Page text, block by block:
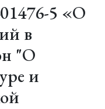
5 «О
в
"О
и